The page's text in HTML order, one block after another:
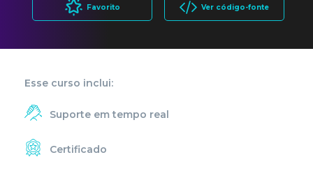
Favorito Ver código-fonte
Esse curso inclui:
Suporte em tempo real
Certificado